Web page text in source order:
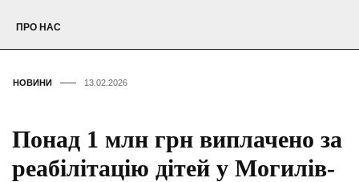
ПРО НАС
НОВИНИ 13.02.2026
Понад 1 млн грн виплачено за
реабілітацію дітей у Могилів-